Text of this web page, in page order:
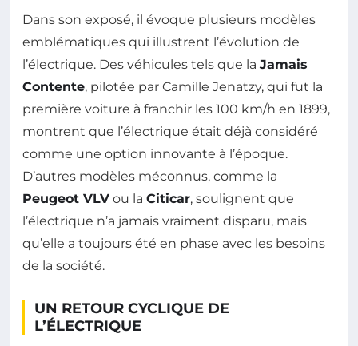
Dans son exposé, il évoque plusieurs modèles
emblématiques qui illustrent l’évolution de
l’électrique. Des véhicules tels que la Jamais
Contente, pilotée par Camille Jenatzy, qui fut la
première voiture à franchir les 100 km/h en 1899,
montrent que l’électrique était déjà considéré
comme une option innovante à l’époque.
D’autres modèles méconnus, comme la
Peugeot VLV ou la Citicar, soulignent que
l’électrique n’a jamais vraiment disparu, mais
qu’elle a toujours été en phase avec les besoins
de la société.
UN RETOUR CYCLIQUE DE
L’ÉLECTRIQUE